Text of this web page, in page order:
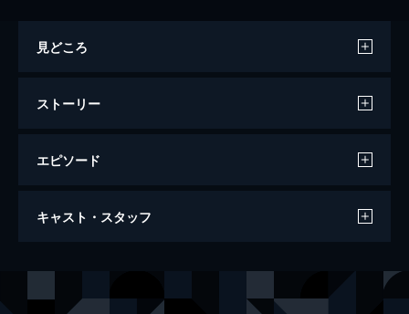
見どころ
ストーリー
エピソード
舞台「滄海天記 陽炎篇」
キャスト・スタッフ